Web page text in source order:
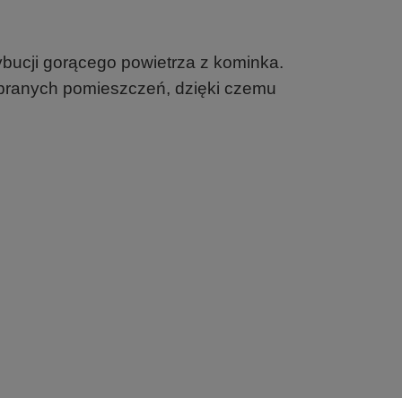
gorącego powietrza z kominka.
pomieszczeń, dzięki czemu